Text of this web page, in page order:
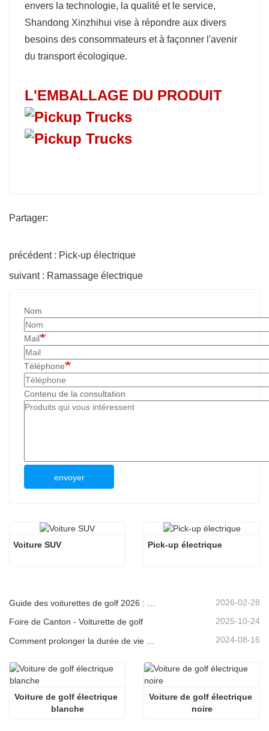
envers la technologie, la qualité et le service,
Shandong Xinzhihui vise à répondre aux divers
besoins des consommateurs et à façonner l'avenir
du transport écologique.
L'EMBALLAGE DU PRODUIT
Partager:
précédent : Pick-up électrique
suivant : Ramassage électrique
Nom
Mail
Téléphone
Contenu de la consultation
envoyer
Voiture SUV Pick-up électrique
2026-02-28
Foire de Canton - Voiturette de golf 2025-10-24
2024-08-16
Voiture de golf électrique
blanche
Voiture de golf électrique
noire